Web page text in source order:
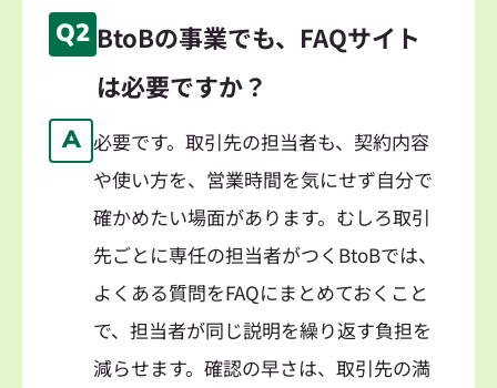
Q2 BtoBの事業でも、FAQサイト
は必要ですか？
A 必要です。取引先の担当者も、契約内容
や使い方を、営業時間を気にせず自分で
確かめたい場面があります。むしろ取引
先ごとに専任の担当者がつくBtoBでは、
よくある質問をFAQにまとめておくこと
で、担当者が同じ説明を繰り返す負担を
減らせます。確認の早さは、取引先の満